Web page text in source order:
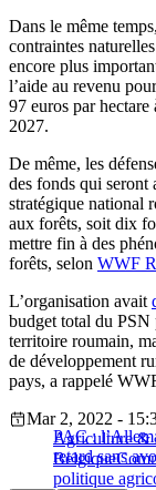
Dans le même
contraintes
encore plus
l’aide au revenu
97 euros par
2027.
De même, les
des fonds qui seront
stratégique national
aux forêts, soit dix
mettre fin à des
forêts, selon WWF
L’organisation avait
budget total du PSN
territoire roumain,
de développement
pays, a rappelé
PAC :
retard sans
Mar 2, 2022 -
Agriculture &
Belgique
politique